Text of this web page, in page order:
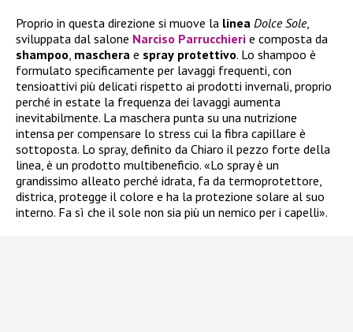
Proprio in questa direzione si muove la linea Dolce Sole,
sviluppata dal salone Narciso Parrucchieri e composta da
shampoo maschera e spray protettivo. Lo shampoo è
formulato specificamente per lavaggi frequenti, con
tensioattivi più delicati rispetto ai prodotti invernali, proprio
perché in estate la frequenza dei lavaggi aumenta
inevitabilmente. La maschera punta su una nutrizione
intensa per compensare lo stress cui la fibra capillare è
sottoposta. Lo spray, definito da Chiaro il pezzo forte della
linea, è un prodotto multibeneficio. «Lo spray è un
grandissimo alleato perché idrata, fa da termoprotettore,
districa, protegge il colore e ha la protezione solare al suo
interno. Fa sì che il sole non sia più un nemico per i capelli».